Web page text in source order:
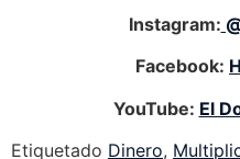
Instagram:
Facebook:
YouTube: El
Etiquetado Dinero,